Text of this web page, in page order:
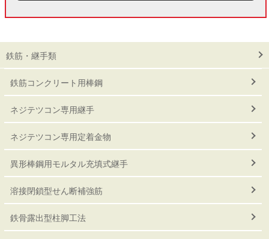
鉄筋・継手類
鉄筋コンクリート用棒鋼
ネジテツコン専用継手
ネジテツコン専用定着金物
異形棒鋼用モルタル充填式継手
溶接閉鎖型せん断補強筋
鉄骨露出型柱脚工法